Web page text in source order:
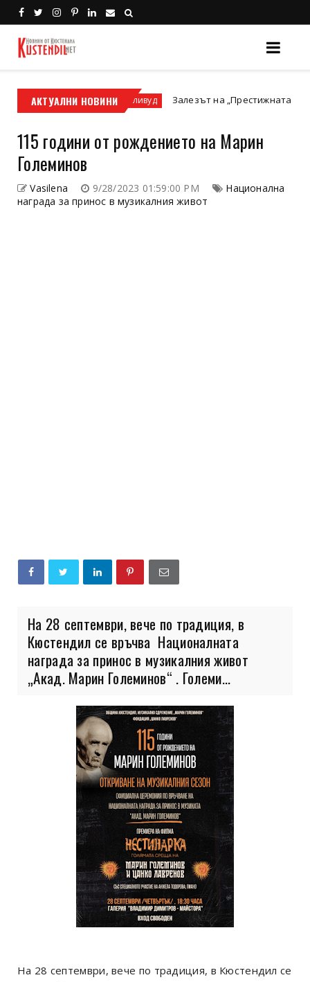
АКТУАЛНИ НОВИНИ
ATV? Холивуд Залезът на „Престижната телевизия“
115 години от рождението на Марин
Големинов
Vasilena 9/28/2023 01:59:00 PM
Национална
награда за принос в музикалния живот
На 28 септември, вече по традиция, в
Кюстендил се връчва Националната
награда за принос в музикалния живот
„Акад. Марин Големинов“ . Големи...
На 28 септември, вече по традиция, в Кюстендил се